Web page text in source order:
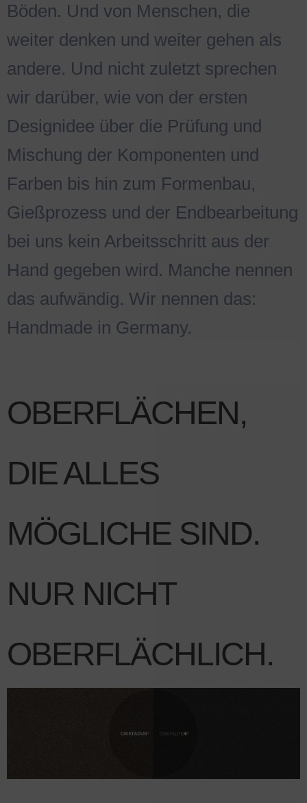
Böden. Und von Menschen, die
weiter denken und weiter gehen als
andere. Und nicht zuletzt sprechen
wir darüber, wie von der ersten
Designidee über die Prüfung und
Mischung der Komponenten und
Farben bis hin zum Formenbau,
Gießprozess und der Endbearbeitung
bei uns kein Arbeitsschritt aus der
Hand gegeben wird. Manche nennen
das aufwändig. Wir nennen das:
Handmade in Germany.
OBERFLÄCHEN,
DIE ALLES
MÖGLICHE SIND.
NUR NICHT
OBERFLÄCHLICH.